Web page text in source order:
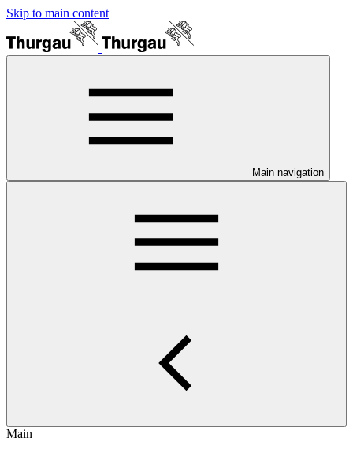
Skip to main content
Main navigation
Main